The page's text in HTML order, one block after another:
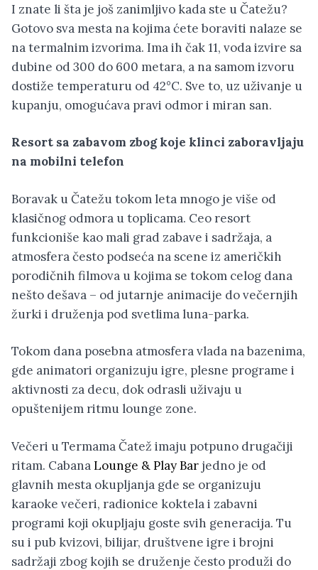
I znate li šta je još zanimljivo kada ste u Čatežu?
Gotovo sva mesta na kojima ćete boraviti nalaze se
na termalnim izvorima. Ima ih čak 11, voda izvire sa
dubine od 300 do 600 metara, a na samom izvoru
dostiže temperaturu od 42°C. Sve to, uz uživanje u
kupanju, omogućava pravi odmor i miran san.
Resort sa zabavom zbog koje klinci zaboravljaju
na mobilni telefon
Boravak u Čatežu tokom leta mnogo je više od
klasičnog odmora u toplicama. Ceo resort
funkcioniše kao mali grad zabave i sadržaja, a
atmosfera često podseća na scene iz američkih
porodičnih filmova u kojima se tokom celog dana
nešto dešava – od jutarnje animacije do večernjih
žurki i druženja pod svetlima luna-parka.
Tokom dana posebna atmosfera vlada na bazenima,
gde animatori organizuju igre, plesne programe i
aktivnosti za decu, dok odrasli uživaju u
opuštenijem ritmu lounge zone.
Večeri u Termama Čatež imaju potpuno drugačiji
ritam. CabanaLounge & Play Bar jedno je od
glavnih mesta okupljanja gde se organizuju
karaoke večeri, radionice koktela i zabavni
programi koji okupljaju goste svih generacija. Tu
su i pub kvizovi, bilijar, društvene igre i brojni
sadržaji zbog kojih se druženje često produži do